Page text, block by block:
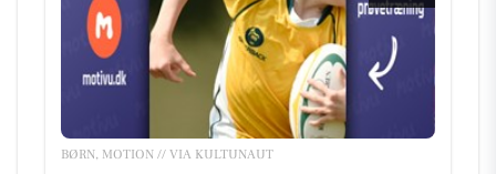
BØRN, MOTION // VIA KULTUNAUT